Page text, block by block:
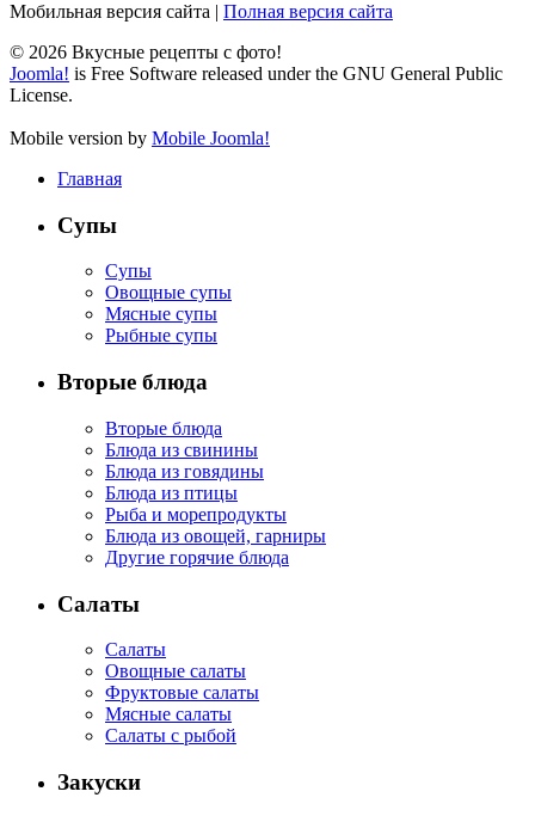
Мобильная версия сайта | Полная версия сайта
© 2026 Вкусные рецепты с фото!
Joomla! is Free Software released under the GNU General Public
License.
Mobile version by Mobile Joomla!
Главная
Супы
Супы
Овощные супы
Мясные супы
Рыбные супы
Вторые блюда
Вторые блюда
Блюда из свинины
Блюда из говядины
Блюда из птицы
Рыба и морепродукты
Блюда из овощей, гарниры
Другие горячие блюда
Салаты
Салаты
Овощные салаты
Фруктовые салаты
Мясные салаты
Салаты с рыбой
Закуски